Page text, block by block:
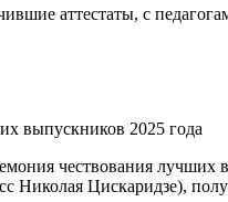
выпускников 2025 года
чествования лучших
Николая Цискаридзе),